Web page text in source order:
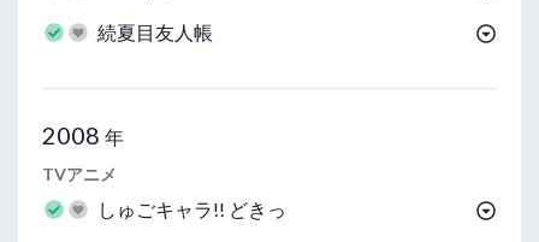
続夏目友人帳
2008 年
TVアニメ
しゅごキャラ!! どきっ